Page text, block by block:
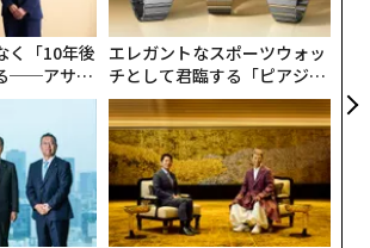
く「10年後
──アサイ
援とは
エレガントなスポーツウォッ
チとして君臨する「ピアジ
ェ」ポロの魅力